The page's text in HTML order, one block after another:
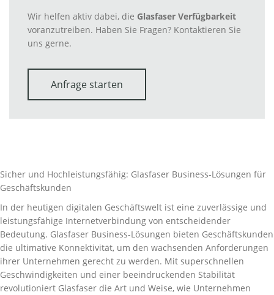
Wir helfen aktiv dabei, die Glasfaser Verfügbarkeit
voranzutreiben. Haben Sie Fragen? Kontaktieren Sie
uns gerne.
Anfrage starten
Sicher und Hochleistungsfähig: Glasfaser Business-Lösungen für
Geschäftskunden
In der heutigen digitalen Geschäftswelt ist eine zuverlässige und
leistungsfähige Internetverbindung von entscheidender
Bedeutung. Glasfaser Business-Lösungen bieten Geschäftskunden
die ultimative Konnektivität, um den wachsenden Anforderungen
ihrer Unternehmen gerecht zu werden. Mit superschnellen
Geschwindigkeiten und einer beeindruckenden Stabilität
revolutioniert Glasfaser die Art und Weise, wie Unternehmen